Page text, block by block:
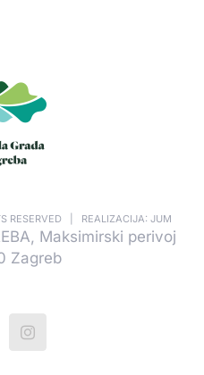
RESERVED | REALIZACIJA: JUM
Maksimirski perivoj
Zagreb